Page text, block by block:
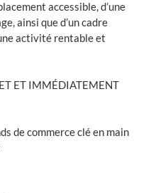
accessible, d’une
ainsi que d’un cadre
activité rentable et
ET IMMÉDIATEMENT
de commerce clé en main